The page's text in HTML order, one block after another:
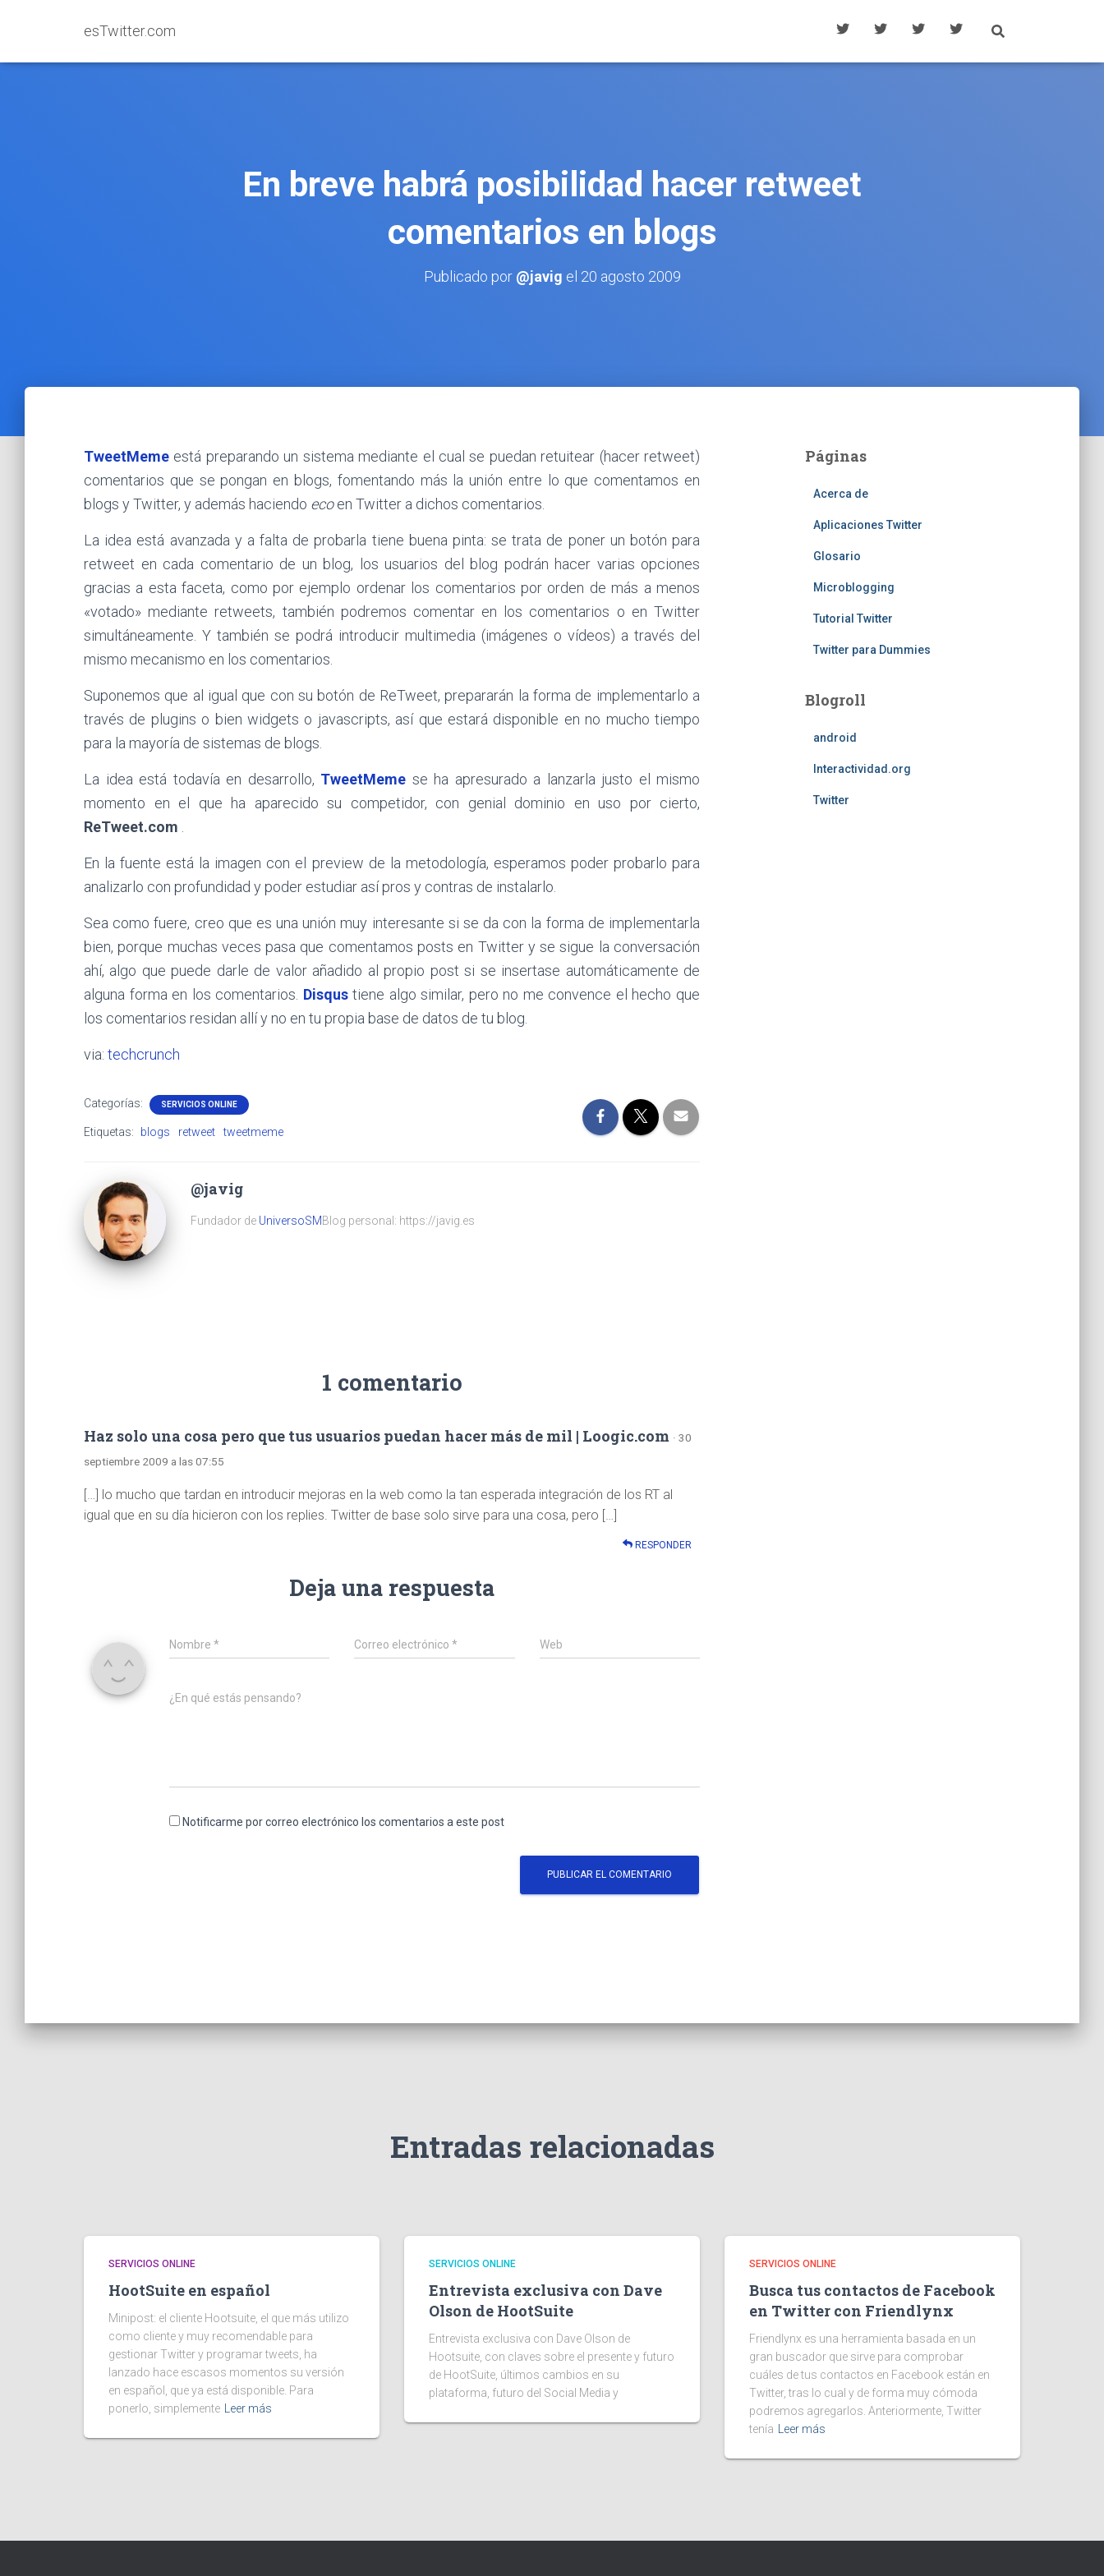
esTwitter.com
En breve habrá posibilidad hacer retweet
comentarios en blogs
Publicado por @javig el 20 agosto 2009
TweetMeme está preparando un sistema mediante el cual se puedan retuitear (hacer retweet)
comentarios que se pongan en blogs, fomentando más la unión entre lo que comentamos en
blogs y Twitter, y además haciendo ecoen Twitter a dichos comentarios.
La idea está avanzada y a falta de probarla tiene buena pinta: se trata de poner un botón para
retweet en cada comentario de un blog, los usuarios del blog podrán hacer varias opciones
gracias a esta faceta, como por ejemplo ordenar los comentarios por orden de más a menos
«votado» mediante retweets, también podremos comentar en los comentarios o en Twitter
simultáneamente. Y también se podrá introducir multimedia (imágenes o vídeos) a través del
mismo mecanismo en los comentarios.
Suponemos que al igual que con su botón de ReTweet, prepararán la forma de implementarlo a
través de plugins o bien widgets o javascripts, así que estará disponible en no mucho tiempo
para la mayoría de sistemas de blogs.
La idea está todavía en desarrollo, TweetMeme se ha apresurado a lanzarla justo el mismo
momento en el que ha aparecido su competidor, con genial dominio en uso por cierto,
ReTweet.com
En la fuente está la imagen con el preview de la metodología, esperamos poder probarlo para
analizarlo con profundidad y poder estudiar así pros y contras de instalarlo.
Sea como fuere, creo que es una unión muy interesante si se da con la forma de implementarla
bien, porque muchas veces pasa que comentamos posts en Twitter y se sigue la conversación
ahí, algo que puede darle de valor añadido al propio post si se insertase automáticamente de
alguna forma en los comentarios. Disqustiene algo similar, pero no me convence el hecho que
los comentarios residan allí y no en tu propia base de datos de tu blog.
via: techcrunch
Categorías: SERVICIOS ONLINE
Etiquetas: blogs retweet tweetmeme
@javig
Fundador de UniversoSMBlog personal: https://javig.es
1 comentario
Haz solo una cosa pero que tus usuarios puedan hacer más de mil | Loogic.com · 30
septiembre 2009 a las 07:55
[…] lo mucho que tardan en introducir mejoras en la web como la tan esperada integración de los RT al
igual que en su día hicieron con los replies. Twitter de base solo sirve para una cosa, pero […]
RESPONDER
Deja una respuesta
Nombre * Correo electrónico* Web
¿En qué estás pensando?
Notificarme por correo electrónico los comentarios a este post
Páginas
Acerca de
Aplicaciones Twitter
Glosario
Microblogging
Tutorial Twitter
Twitter para Dummies
Blogroll
android
Interactividad.org
Twitter
Entradas relacionadas
SERVICIOS ONLINE
HootSuite en español
Minipost: el cliente Hootsuite, el que más utilizo
como cliente y muy recomendable para
gestionar Twitter y programar tweets, ha
lanzado hace escasos momentos su versión
en español, que ya está disponible. Para
ponerlo, simplemente
Leer más
SERVICIOS ONLINE
Entrevista exclusiva con Dave
Olson de HootSuite
Entrevista exclusiva con Dave Olson de
Hootsuite, con claves sobre el presente y futuro
de HootSuite, últimos cambios en su
plataforma, futuro del Social Media y
SERVICIOS ONLINE
Busca tus contactos de Facebook
en Twitter con Friendlynx
Friendlynx es una herramienta basada en un
gran buscador que sirve para comprobar
cuáles de tus contactos en Facebook están en
Twitter, tras lo cual y de forma muy cómoda
podremos agregarlos. Anteriormente, Twitter
tenía
Leer más